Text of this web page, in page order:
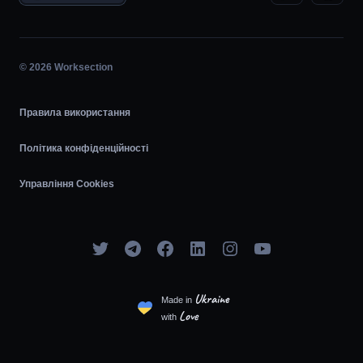
© 2026 Worksection
Правила використання
Політика конфіденційності
Управління Cookies
Made in Ukraine
with Love